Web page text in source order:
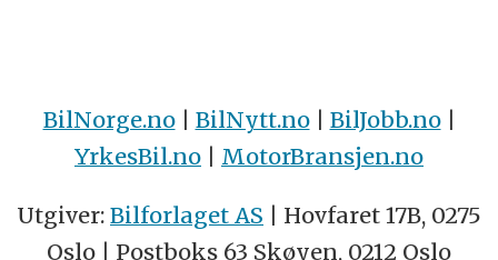
BilNorge.no| BilNytt.no| BilJobb.no|
YrkesBil.no | MotorBransjen.no
Utgiver: Bilforlaget AS | Hovfaret 17B, 0275
Oslo | Postboks 63 Skøyen, 0212 Oslo